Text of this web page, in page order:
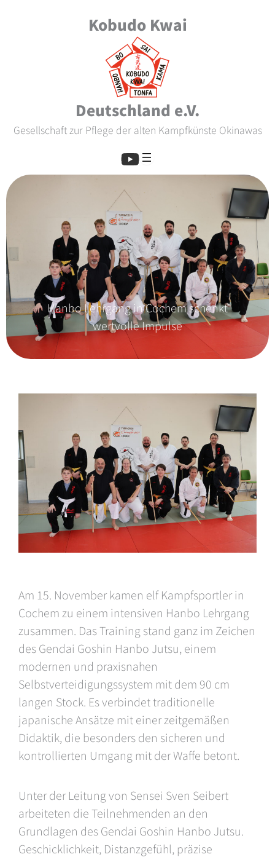
Kobudo Kwai
Deutschland e.V.
Gesellschaft zur Pflege der alten Kampfkünste Okinawas
Hanbo Lehrgang in Cochem schenkt
wertvolle Impulse
Am 15. November kamen elf Kampfsportler in
Cochem zu einem intensiven Hanbo Lehrgang
zusammen. Das Training stand ganz im Zeichen
des Gendai Goshin Hanbo Jutsu, einem
modernen und praxisnahen
Selbstverteidigungssystem mit dem 90 cm
langen Stock. Es verbindet traditionelle
japanische Ansätze mit einer zeitgemäßen
Didaktik, die besonders den sicheren und
kontrollierten Umgang mit der Waffe betont.
Unter der Leitung von Sensei Sven Seibert
arbeiteten die Teilnehmenden an den
Grundlagen des Gendai Goshin Hanbo Jutsu.
Geschicklichkeit, Distanzgefühl, präzise